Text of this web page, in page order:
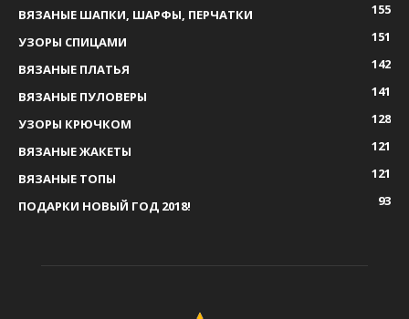
ВЯЗАНЫЕ ШАПКИ, ШАРФЫ, ПЕРЧАТКИ
155
УЗОРЫ СПИЦАМИ
151
ВЯЗАНЫЕ ПЛАТЬЯ
142
ВЯЗАНЫЕ ПУЛОВЕРЫ
141
УЗОРЫ КРЮЧКОМ
128
ВЯЗАНЫЕ ЖАКЕТЫ
121
ВЯЗАНЫЕ ТОПЫ
121
ПОДАРКИ НОВЫЙ ГОД 2018!
93